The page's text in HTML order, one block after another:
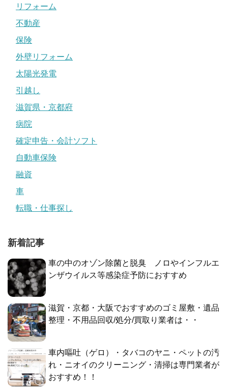
リフォーム
不動産
保険
外壁リフォーム
太陽光発電
引越し
滋賀県・京都府
病院
確定申告・会計ソフト
自動車保険
融資
車
転職・仕事探し
新着記事
車の中のオゾン除菌と脱臭 ノロやインフルエ
ンザウイルス等感染症予防におすすめ
滋賀・京都・大阪でおすすめのゴミ屋敷・遺品
整理・不用品回収/処分/買取り業者は・・
車内嘔吐（ゲロ）・タバコのヤニ・ペットの汚
れ・ニオイのクリーニング・清掃は専門業者が
おすすめ！！